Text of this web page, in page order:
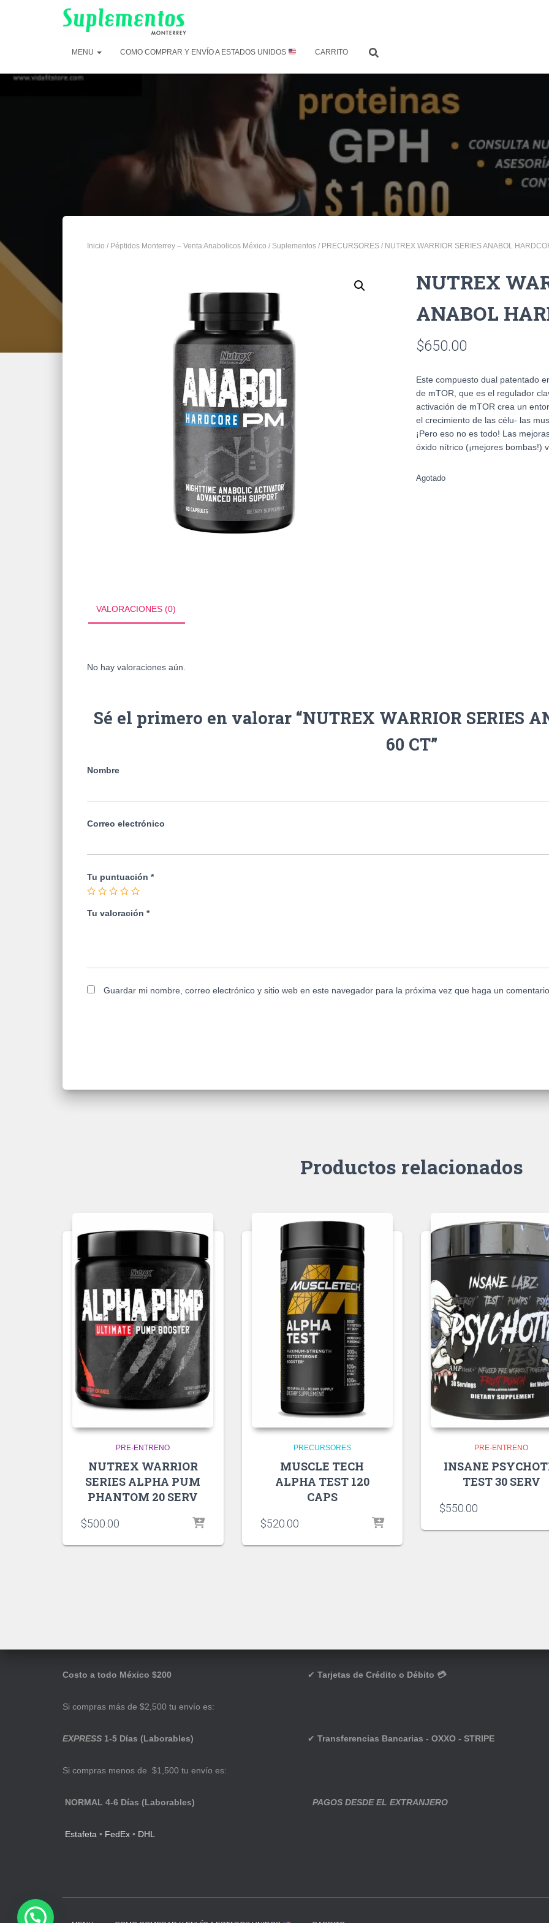
MENU COMO COMPRAR Y ENVÍO A ESTADOS UNIDOS CARRITO
Inicio / Péptidos Monterrey – Venta Anabolicos México / Suplementos / PRECURSORES / NUTREX WARRIOR SERIES ANABOL
NUTREX
ANABOL
$650.00
Este compuesto dual patentado
de mTOR, que es el regulador
activación de mTOR crea un
el crecimiento de las célu- las
¡Pero eso no es todo! Las
óxido nítrico (¡mejores bombas!)
Agotado
VALORACIONES (0)
No hay valoraciones aún.
Sé el primero en valorar “NUTREX WARRIOR SERIES
60 CT”
Nombre
Correo electrónico
Tu puntuación *
Tu valoración *
Guardar mi nombre, correo electrónico y sitio web en este navegador para la próxima vez que haga un
Productos relacionados
PRE-ENTRENO
NUTREX WARRIOR
SERIES ALPHA PUM
PHANTOM 20 SERV
$500.00
PRECURSORES
MUSCLE TECH
ALPHA TEST 120
CAPS
$520.00
PRE-ENTRENO
INSANE
TEST 30 SERV
$550.00
Costo a todo México $200
Si compras más de $2,500 tu envío es:
EXPRESS 1-5 Días (Laborables)
Si compras menos de $1,500 tu envío es:
NORMAL 4-6 Días (Laborables)
Estafeta • FedEx • DHL
✔ Tarjetas de Crédito o Débito 💳
✔ Transferencias Bancarias - OXXO - STRIPE
PAGOS DESDE EL EXTRANJERO